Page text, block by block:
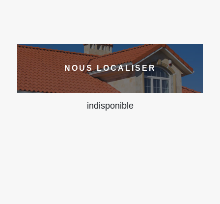
NOUS LOCALISER
indisponible